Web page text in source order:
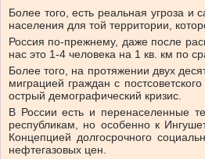
Более того, есть реальная угроза
населения для той территории,
Россия по-прежнему, даже после
нас это 1-4 человека на 1 кв. км по
Более того, на протяжении двух
миграцией граждан с
острый демографический кризис.
В России есть и перенаселенные
республикам, но особенно к
Концепцией долгосрочного
нефтегазовых цен.